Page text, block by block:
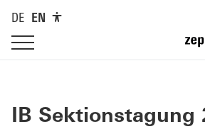
DE EN
IB Sektionstagung